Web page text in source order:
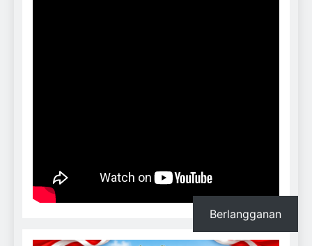
Berlangganan